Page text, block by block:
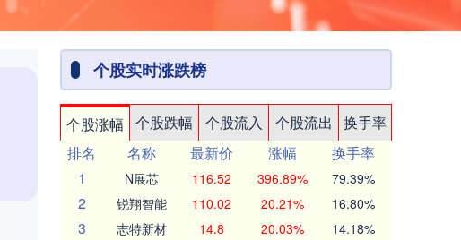
个股实时涨跌榜
个股涨幅 个股跌幅 个股流入 个股流出
换手率
排名
名称 最新价 涨幅
换手率
1
N展芯 116.52 396.89% 79.39%
2 锐翔智能 110.02 20.21% 16.80%
3 志特新材 14.8 20.03% 14.18%